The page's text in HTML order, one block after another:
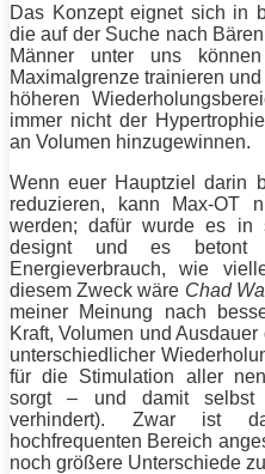
Das Konzept eignet sich in
die auf der Suche nach
Männer unter uns
Maximalgrenze trainieren
höheren
immer nicht der Hypertrophie
an Volumen hinzugewinnen.
Wenn euer Hauptziel darin
reduzieren, kann Max-OT
werden; dafür wurde es in
designt und es betont
Energieverbrauch, wie
diesem Zweck wäre Chad
meiner Meinung nach
Kraft, Volumen und
unterschiedlicher
für die Stimulation aller
sorgt – und damit
verhindert). Zwar ist
hochfrequenten Bereich
noch größere Unterschiede